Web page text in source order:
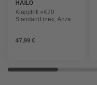
HAILO
Klapptritt »K70
StandardLine«, Anzahl
47,99 €